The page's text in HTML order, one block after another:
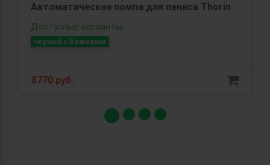
Автоматическая помпа для пениса Thorin
Доступные варианты:
черный с бежевым
8770 руб.